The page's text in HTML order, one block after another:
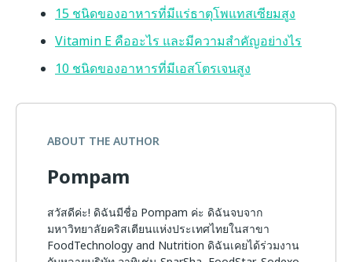
15 ชนิดของอาหารที่มีแร่ธาตุโพแทสเซียมสูง
Vitamin E คืออะไร และมีความสำคัญอย่างไร
10 ชนิดของอาหารที่มีเอสโตรเจนสูง
ABOUT THE AUTHOR
Pompam
สวัสดีค่ะ! ดิฉันมีชื่อ Pompam ค่ะ ดิฉันจบจาก
มหาวิทยาลัยคริสเตียนแห่งประเทศไทยในสาขา
FoodTechnology and Nutrition ดิฉันเคยได้ร่วมงาน